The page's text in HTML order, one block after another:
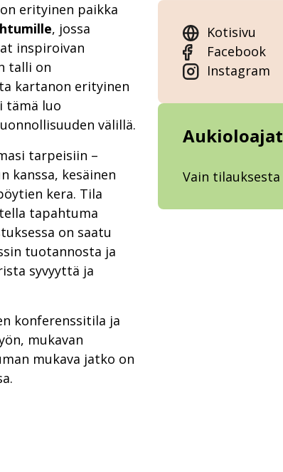
erityinen paikka
, jossa
inspiroivan
talli on
kartanon erityinen
tämä luo
välillä.
tarpeisiin –
kanssa, kesäinen
kera. Tila
tapahtuma
on saatu
tuotannosta ja
syvyyttä ja
konferenssitila ja
mukavan
mukava jatko on
Kotisivu
Facebook
Instagram
Aukioloajat
Vain tilauksesta